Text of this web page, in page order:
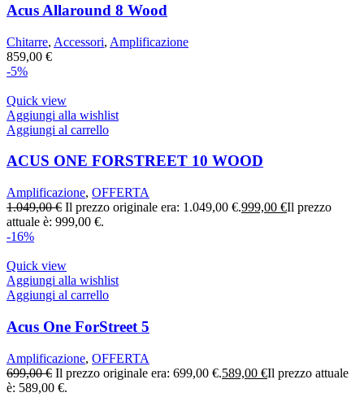
Acus Allaround 8 Wood
Chitarre, Accessori, Amplificazione
859,00 €
-5%
Quick view
Aggiungi alla wishlist
Aggiungi al carrello
ACUS ONE FORSTREET 10 WOOD
Amplificazione, OFFERTA
1.049,00€ Il prezzo originale era: 1.049,00 €.999,00 €Il prezzo
attuale è: 999,00 €.
-16%
Quick view
Aggiungi alla wishlist
Aggiungi al carrello
Acus One ForStreet 5
Amplificazione, OFFERTA
699,00€ Il prezzo originale era: 699,00 €.589,00 €Il prezzo attuale
è: 589,00 €.